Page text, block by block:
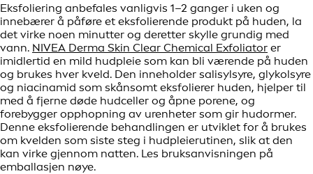
Eksfoliering anbefales vanligvis 1–2 ganger i uken og
innebærer å påføre et eksfolierende produkt på huden, la
det virke noen minutter og deretter skylle grundig med
vann. NIVEA Derma Skin Clear Chemical Exfoliator er
imidlertid en mild hudpleie som kan bli værende på huden
og brukes hver kveld. Den inneholder salisylsyre, glykolsyre
og niacinamid som skånsomt eksfolierer huden, hjelper til
med å fjerne døde hudceller og åpne porene, og
forebygger opphopning av urenheter som gir hudormer.
Denne eksfolierende behandlingen er utviklet for å brukes
om kvelden som siste steg i hudpleierutinen, slik at den
kan virke gjennom natten. Les bruksanvisningen på
emballasjen nøye.